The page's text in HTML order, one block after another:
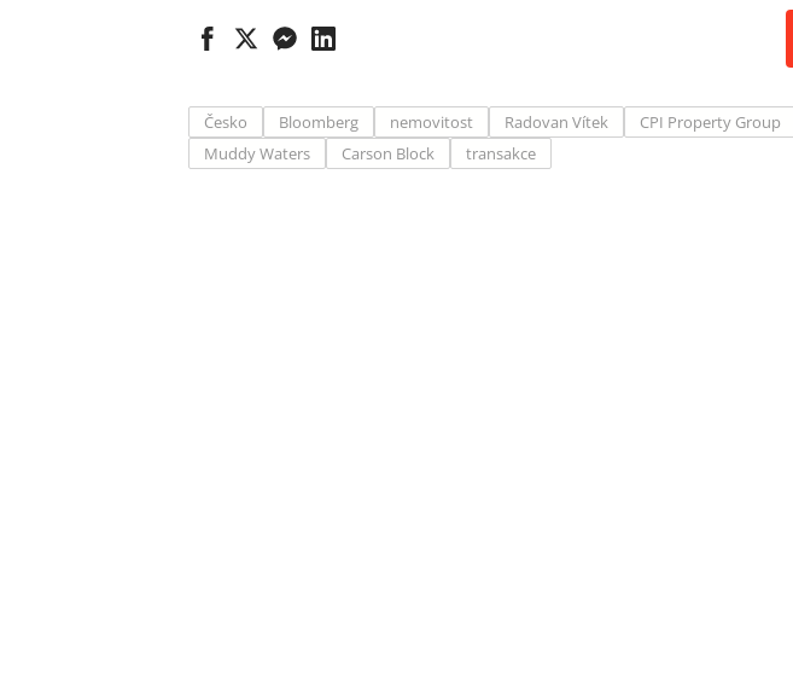
Česko Bloomberg nemovitost Radovan Vítek CPI Property Group
Muddy Waters
Carson Block transakce